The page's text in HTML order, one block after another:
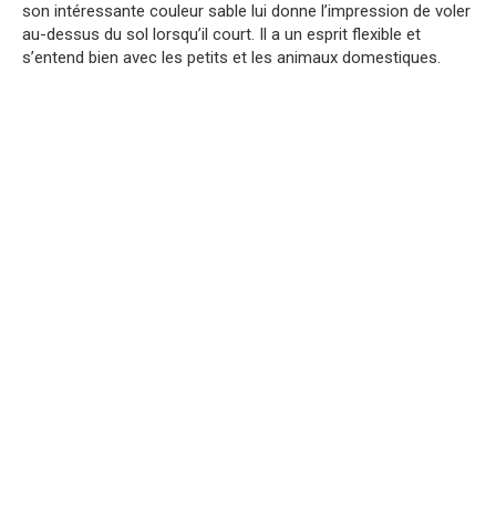
son intéressante couleur sable lui donne l’impression de voler
au-dessus du sol lorsqu’il court. Il a un esprit flexible et
s’entend bien avec les petits et les animaux domestiques.